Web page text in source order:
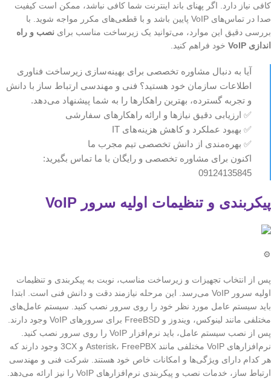
کافی نیاز دارد. اگر پهنای باند اینترنت شما کافی نباشد، ممکن است کیفیت
صدا در تماس‌های VoIP پایین باشد و با قطعی‌های مکرر مواجه شوید. با
بررسی دقیق این موارد، می‌توانید یک زیرساخت مناسب برای نصب و راه
اندازی VoIP
خود فراهم کنید.
آیا به دنبال مشاوره تخصصی برای بهینه‌سازی زیرساخت فناوری
اطلاعات سازمان خود هستید؟ فنی و مهندسی ارتباط ساز با دانش
و تجربه گسترده، بهترین راهکارها را به شما پیشنهاد می‌دهد.
✅ ارزیابی دقیق نیازها و ارائه راهکارهای سفارشی
✅ بهبود عملکرد و کاهش هزینه‌های IT
✅ بهره‌مندی از دانش تخصصی تیم مجرب ما
اکنون برای مشاوره تخصصی و رایگان با ما تماس بگیرید:
09124135845
پیکربندی و تنظیمات اولیه سرور VoIP
⚙️
پس از انتخاب تجهیزات و زیرساخت مناسب، نوبت به پیکربندی و تنظیمات
اولیه سرور VoIP می‌رسد. این مرحله نیازمند دقت و دانش فنی است. ابتدا
باید سیستم عامل مورد نظر خود را روی سرور نصب کنید. سیستم عامل‌های
مختلفی مانند لینوکس، ویندوز و FreeBSD برای سرورهای VoIP وجود دارند.
پس از نصب سیستم عامل، باید نرم‌افزار VoIP را روی سرور نصب کنید.
نرم‌افزارهای VoIP مختلفی مانند Asterisk، FreePBX و 3CX وجود دارند که
هر کدام دارای ویژگی‌ها و امکانات خاص خود هستند. شرکت فنی و مهندسی
ارتباط ساز، خدمات نصب و پیکربندی نرم‌افزارهای VoIP را نیز ارائه می‌دهد.